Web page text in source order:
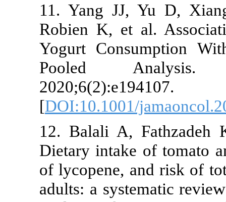
11. Yang JJ, Yu
Robien K, et al.
Yogurt
Pooled
2020;6(2):e194107.
[DOI:10.1001/
12. Balali A,
Dietary intake of
of lycopene, and
adults: a systematic